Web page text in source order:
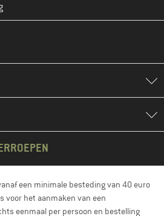
een minimale besteding van 40 euro
voor het aanmaken van een
eenmaal per persoon en bestelling